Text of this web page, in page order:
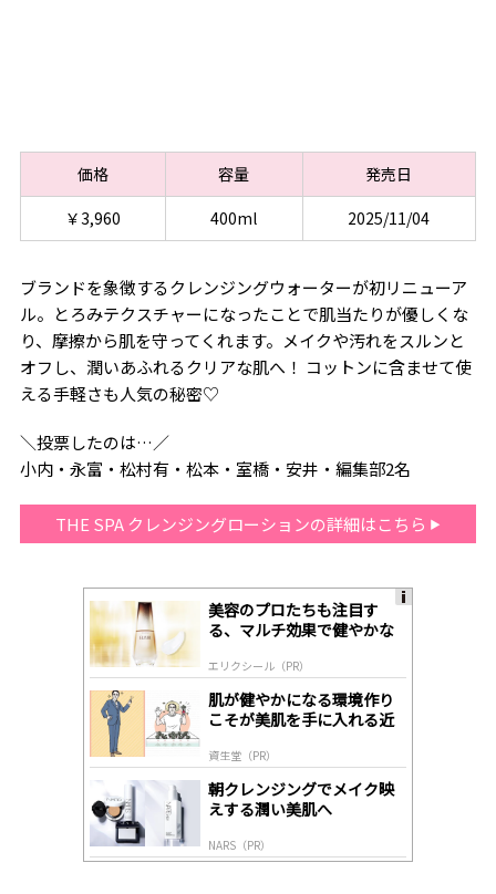
価格 容量
発売日
￥3,960
400ml 2025/11/04
ブランドを象徴するクレンジングウォーターが初リニューア
ル。とろみテクスチャーになったことで肌当たりが優しくな
り、摩擦から肌を守ってくれます。メイクや汚れをスルンと
オフし、潤いあふれるクリアな肌へ！ コットンに含ませて使
える手軽さも人気の秘密♡
＼投票したのは…／
小内・永富・松村有・松本・室橋・安井・編集部2名
THE SPA クレンジングローションの詳細はこちら
美容のプロたちも注目す
る、マルチ効果で健やかな
エリクシール（PR）
肌が健やかになる環境作り
こそが美肌を手に入れる近
資生堂（PR）
朝クレンジングでメイク映
えする潤い美肌へ
NARS（PR）